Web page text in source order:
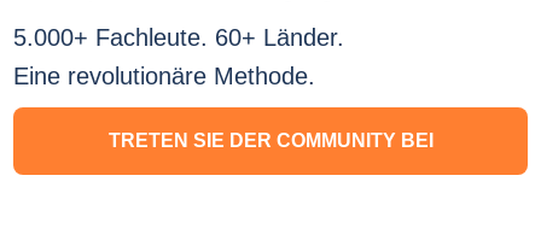
5.000+ Fachleute. 60+ Länder.
Eine revolutionäre Methode.
TRETEN SIE DER COMMUNITY BEI